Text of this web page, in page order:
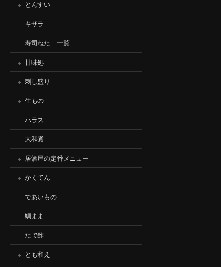
とんすい
キザラ
寿司ねた 一覧
甘味処
刺し盛り
生もの
ハラス
大和煮
居酒屋の定番メニュー
かくてん
であいもの
鯛まま
たで酢
とも和え